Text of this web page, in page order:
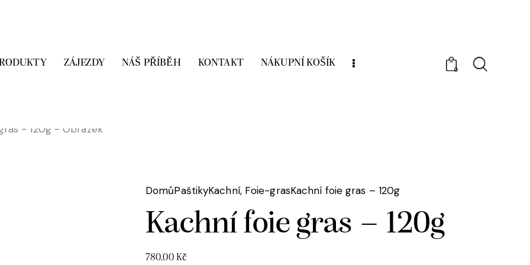
ZÁJEZDY NÁŠ PŘÍBĚH KONTAKT NÁKUPNÍ KOŠÍK
0
DomůPaštikyKachní, Foie-grasKachní foie gras – 120g
Kachní foie gras – 120g
780,00 Kč